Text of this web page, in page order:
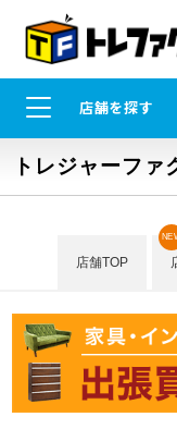
店舗を探す
トレジャーファ
店舗TOP